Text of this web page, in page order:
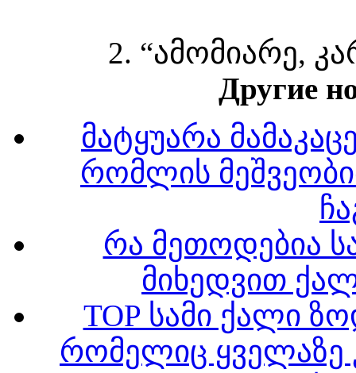
2. “ამომიარე,
Другие
მატყუარა
რომლის
რა მეთოდებია
მიხედვით
TOP სამი ქალი
რომელიც